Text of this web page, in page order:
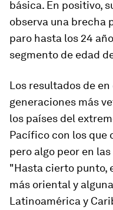
básica. En positivo,
observa una brecha
paro hasta los 24
segmento de edad
Los resultados de
generaciones más
los países del
Pacífico con los que
pero algo peor en
"Hasta cierto punto,
más oriental y
Latinoamérica y